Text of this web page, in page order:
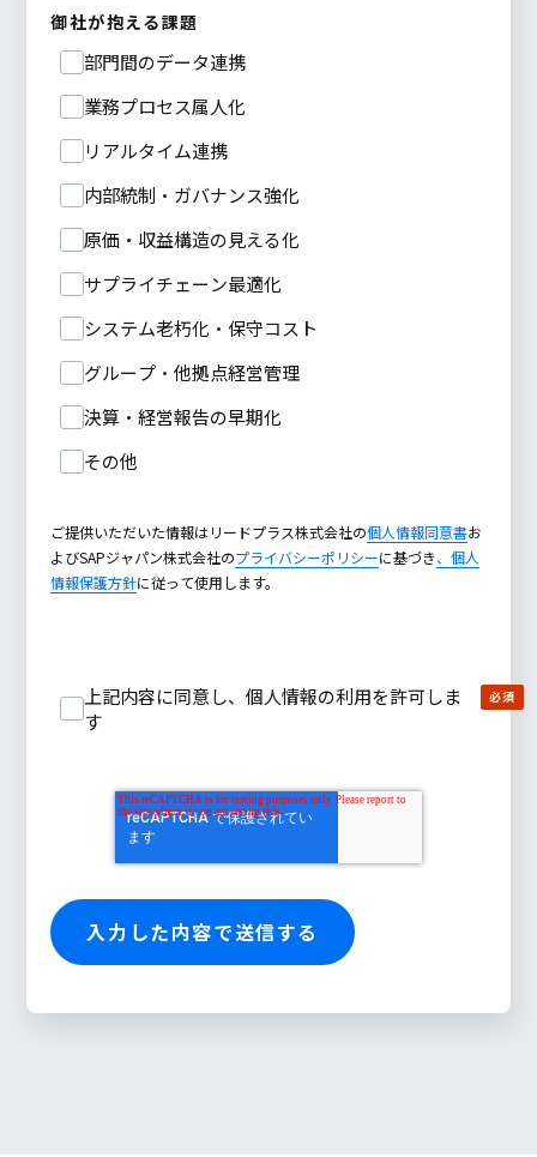
御社が抱える課題
部門間のデータ連携
業務プロセス属人化
リアルタイム連携
内部統制・ガバナンス強化
原価・収益構造の見える化
サプライチェーン最適化
システム老朽化・保守コスト
グループ・他拠点経営管理
決算・経営報告の早期化
その他
ご提供いただいた情報はリードプラス株式会社の個人情報同意書お
よびSAPジャパン株式会社のプライバシーポリシーに基づき、個人
情報保護方針に従って使用します。
上記内容に同意し、個人情報の利用を許可しま
す